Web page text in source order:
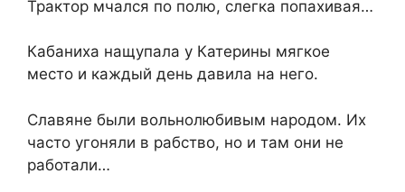
Трактор мчался по полю, слегка попахивая…
Кабаниха нащупала у Катерины мягкое
место и каждый день давила на него.
Славяне были вольнолюбивым народом. Их
часто угоняли в рабство, но и там они не
работали…